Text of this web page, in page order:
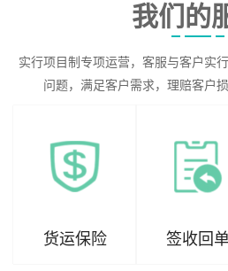
我们的
实行项目制专项运营，客服与客户实
问题，满足客户需求，理赔客户
货运保险 签收回单